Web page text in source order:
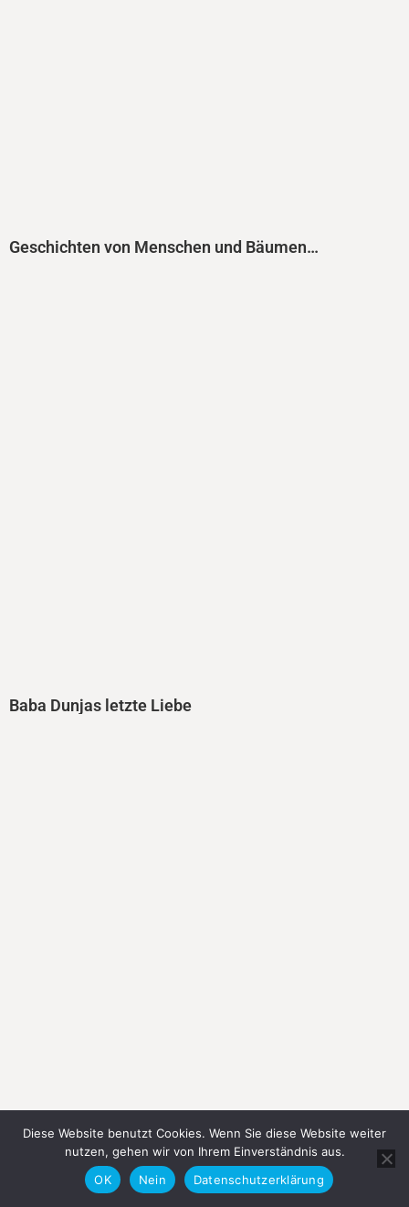
Geschichten von Menschen und Bäumen…
Baba Dunjas letzte Liebe
Nach Lappland
Diese Website benutzt Cookies. Wenn Sie diese Website weiter
nutzen, gehen wir von Ihrem Einverständnis aus.
OK
Nein Datenschutzerklärung